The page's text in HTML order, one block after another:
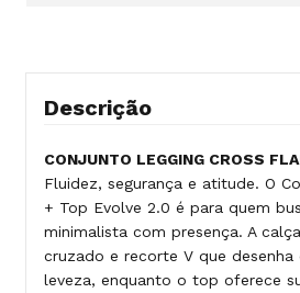
Descrição
CONJUNTO LEGGING CROSS
Fluidez, segurança e atitude. O
+ Top Evolve 2.0 é para quem
minimalista com presença. A
cruzado e recorte V que
leveza, enquanto o top oferece